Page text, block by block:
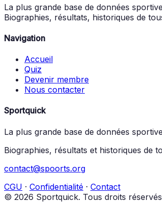
La plus grande base de données
Biographies, résultats, historiques de
Navigation
Accueil
Quiz
Devenir membre
Nous contacter
Sportquick
La plus grande base de données
Biographies, résultats et historiques de
contact@spoorts.org
CGU · Confidentialité · Contact
© 2026 Sportquick. Tous droits